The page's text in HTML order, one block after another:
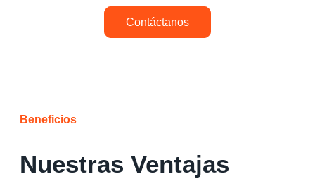
Contáctanos
Beneficios
Nuestras Ventajas